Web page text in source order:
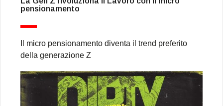
pensionamento
Il micro pensionamento diventa il trend preferito
della generazione Z